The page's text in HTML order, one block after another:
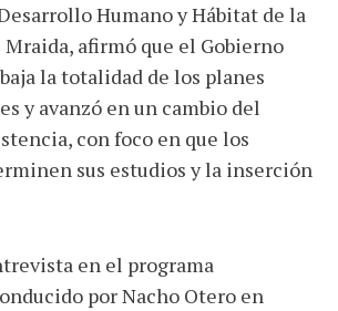
Humano y Hábitat de la
Mraida, afirmó que el Gobierno
la totalidad de los planes
y avanzó en un cambio del
con foco en que los
sus estudios y la inserción
en el programa
por Nacho Otero en